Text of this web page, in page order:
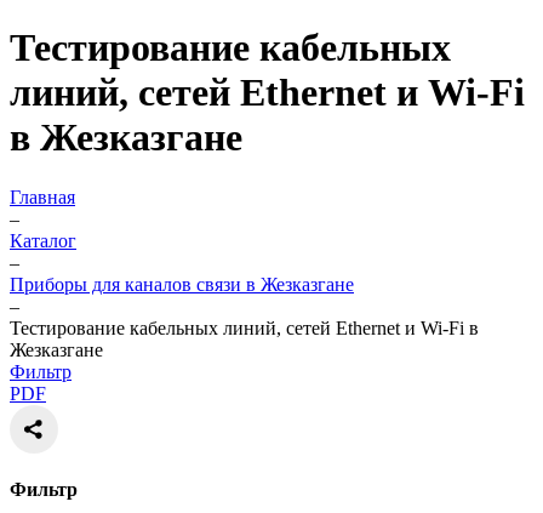
Тестирование кабельных
линий, сетей Ethernet и Wi-Fi
в Жезказгане
Главная
–
Каталог
–
Приборы для каналов связи в Жезказгане
–
Тестирование кабельных линий, сетей Ethernet и Wi-Fi в
Жезказгане
Фильтр
PDF
Фильтр